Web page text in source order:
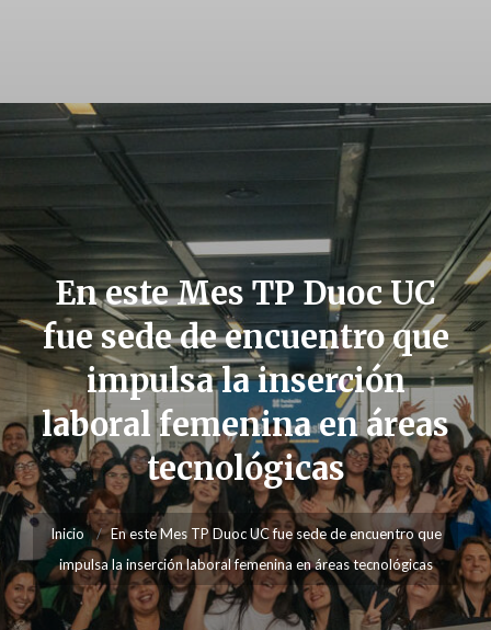
En este Mes TP Duoc UC
fue sede de encuentro que
impulsa la inserción
laboral femenina en áreas
tecnológicas
Inicio
En este Mes TP Duoc UC fue sede de encuentro que
impulsa la inserción laboral femenina en áreas tecnológicas